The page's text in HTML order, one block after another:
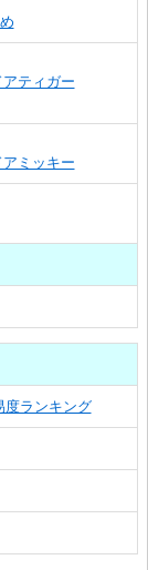
ティガー
ミッキー
度ランキング